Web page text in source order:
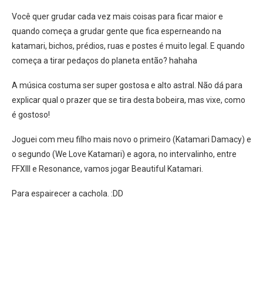
Você quer grudar cada vez mais coisas para ficar maior e
quando começa a grudar gente que fica esperneando na
katamari, bichos, prédios, ruas e postes é muito legal. E quando
começa a tirar pedaços do planeta então? hahaha
A música costuma ser super gostosa e alto astral. Não dá para
explicar qual o prazer que se tira desta bobeira, mas vixe, como
é gostoso!
Joguei com meu filho mais novo o primeiro (Katamari Damacy) e
o segundo (We Love Katamari) e agora, no intervalinho, entre
FFXIII e Resonance, vamos jogar Beautiful Katamari.
Para espairecer a cachola. :DD